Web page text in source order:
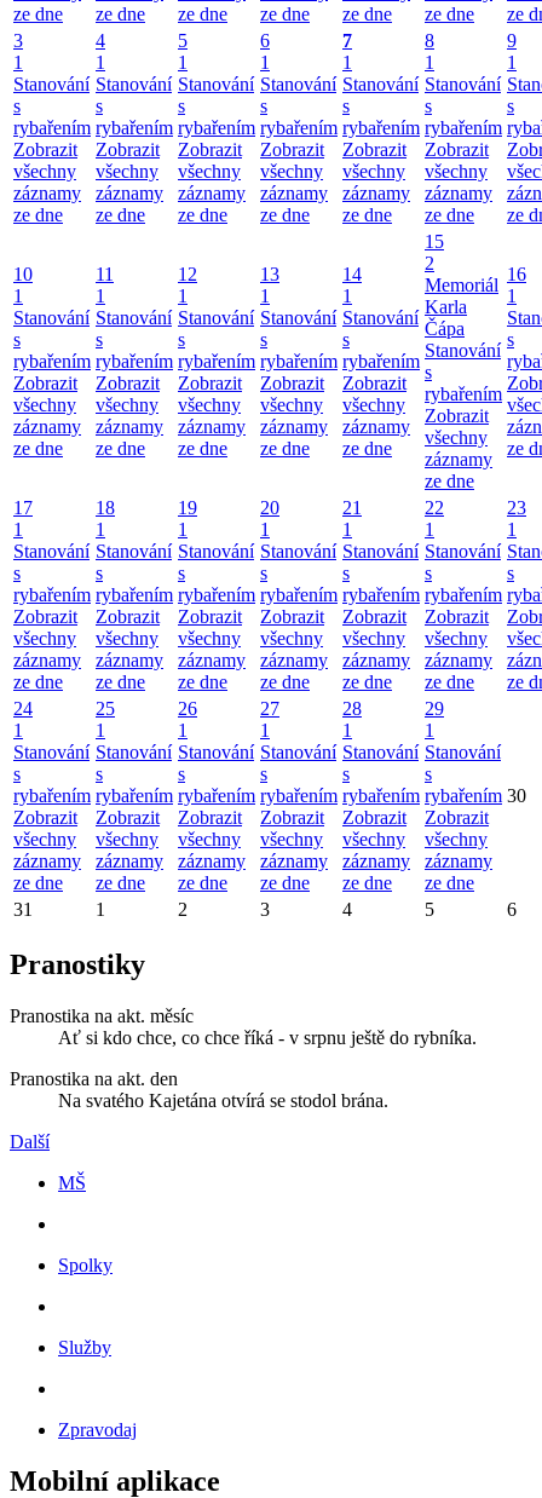
ze dne
ze dne
ze dne
ze dne
ze dne
ze dne
ze
3
1
Stanování
s
rybařením
Zobrazit
všechny
záznamy
ze dne
4
1
Stanování
s
rybařením
Zobrazit
všechny
záznamy
ze dne
5
1
Stanování
s
rybařením
Zobrazit
všechny
záznamy
ze dne
6
1
Stanování
s
rybařením
Zobrazit
všechny
záznamy
ze dne
7
1
Stanování
s
rybařením
Zobrazit
všechny
záznamy
ze dne
8
1
Stanování
s
rybařením
Zobrazit
všechny
záznamy
ze dne
9
1
s
ze
10
1
Stanování
s
rybařením
Zobrazit
všechny
záznamy
ze dne
11
1
Stanování
s
rybařením
Zobrazit
všechny
záznamy
ze dne
12
1
Stanování
s
rybařením
Zobrazit
všechny
záznamy
ze dne
13
1
Stanování
s
rybařením
Zobrazit
všechny
záznamy
ze dne
14
1
Stanování
s
rybařením
Zobrazit
všechny
záznamy
ze dne
15
2
Memoriál
Karla
Čápa
Stanování
s
rybařením
Zobrazit
všechny
záznamy
ze dne
16
1
s
ze
17
1
Stanování
s
rybařením
Zobrazit
všechny
záznamy
ze dne
18
1
Stanování
s
rybařením
Zobrazit
všechny
záznamy
ze dne
19
1
Stanování
s
rybařením
Zobrazit
všechny
záznamy
ze dne
20
1
Stanování
s
rybařením
Zobrazit
všechny
záznamy
ze dne
21
1
Stanování
s
rybařením
Zobrazit
všechny
záznamy
ze dne
22
1
Stanování
s
rybařením
Zobrazit
všechny
záznamy
ze dne
23
1
s
ze
24
1
Stanování
s
rybařením
Zobrazit
všechny
záznamy
ze dne
25
1
Stanování
s
rybařením
Zobrazit
všechny
záznamy
ze dne
26
1
Stanování
s
rybařením
Zobrazit
všechny
záznamy
ze dne
27
1
Stanování
s
rybařením
Zobrazit
všechny
záznamy
ze dne
28
1
Stanování
s
rybařením
Zobrazit
všechny
záznamy
ze dne
29
1
Stanování
s
rybařením
Zobrazit
všechny
záznamy
ze dne
30
31 1 2 3 4 5 6
Pranostiky
Pranostika na akt. měsíc
Ať si kdo chce, co chce říká - v srpnu ještě do rybníka.
Pranostika na akt. den
Na svatého Kajetána otvírá se stodol brána.
Další
MŠ
Spolky
Služby
Zpravodaj
Mobilní aplikace